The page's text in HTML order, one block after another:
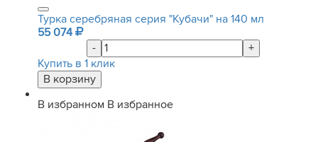
Турка серебряная серия "Кубачи" на 140 мл
55 074
-
+
Купить в 1 клик
В избранном В избранное